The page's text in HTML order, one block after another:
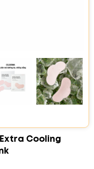
Cooling